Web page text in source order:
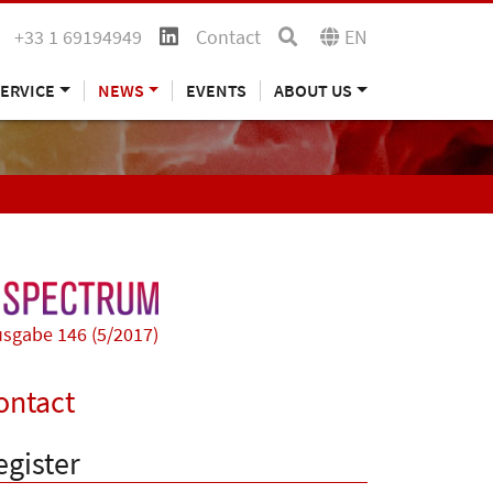
+33 1 69194949 Contact EN
NEWS EVENTS ABOUT US
146 (5/2017)